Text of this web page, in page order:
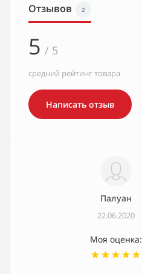
Отзывов 2
5 / 5
средний рейтинг товара
Написать отзыв
Палуан
22.06.2020
Моя оценка: